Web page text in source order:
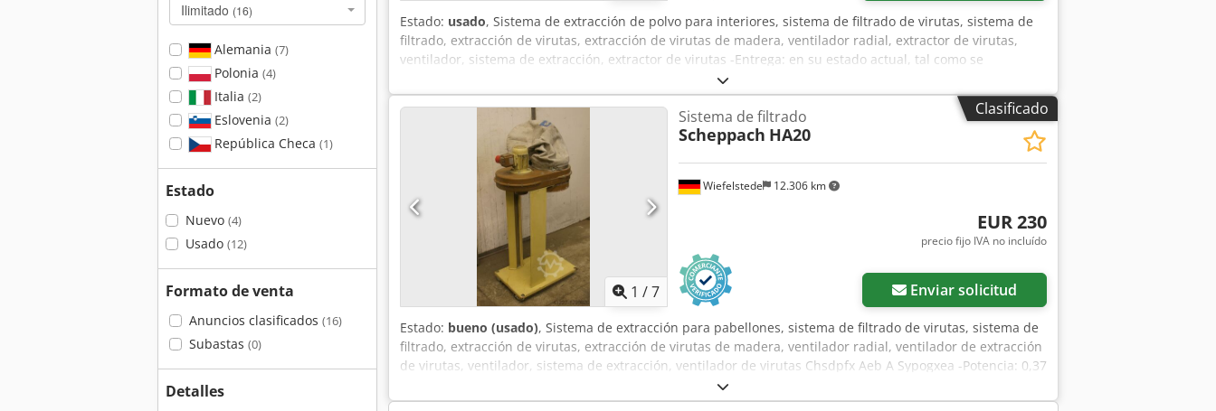
Ilimitado (16)
Alemania (7)
Polonia (4)
Italia (2)
Eslovenia (2)
República Checa (1)
Estado
Nuevo (4)
Usado (12)
Formato de venta
Anuncios clasificados (16)
Subastas (0)
Detalles
Estado: usado, Sistema de extracción de polvo para interiores, sistema de filtrado de virutas, sistema de
filtrado, extracción de virutas, extracción de virutas de madera, ventilador radial, extractor de virutas,
ventilador, sistema de extracción, extractor de virutas -Entrega: en su estado actual, tal como se
inspeccionó, sin elementos filtrantes -Fabricante: Höcker -Potencia del motor: 1,5 kW -Velocidad: 2870 rpm
-Conexión de entrada: Ø 147 mm -Conexión de salida: Ø 515 mm -Base: sobre ruedas Cedpfx Agjf D
Azhjxoha -Dimensiones: 610/1100/A1405 mm -Peso: 68 kg
Clasificado
1 /7
Wiefelstede 12.306 km
Sistema de filtrado
Scheppach HA20
EUR 230
precio fijo IVA no incluído
Enviar solicitud
Estado: bueno (usado), Sistema de extracción para pabellones, sistema de filtrado de virutas, sistema de
filtrado, extracción de virutas, extracción de virutas de madera, ventilador radial, ventilador de extracción
de virutas, ventilador, sistema de extracción, ventilador de virutas Chsdpfx Aeb A Sypogxea -Potencia: 0,37
kW -Conexión: Ø 100 mm -Tensión: 380 V -Dimensiones: 400/600/A1200 mm -Peso: 28 kg